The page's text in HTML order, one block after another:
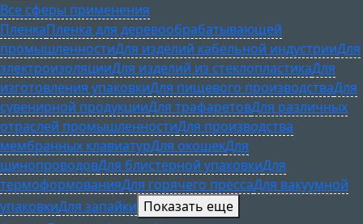
Все сферы применения
ПленкаПленка для деревообрабатывающей
промышленностиДля изделий кабельной индустрииДля
электроизоляцииДля изделий из стеклопластикаДля
изготовления упаковкиДля пищевого производстваДля
сувенирной продукцииДля трафаретовДля различных
отраслей промышленностиДля производства
мембранных клавиатурДля окошекДля
шинопроводовДля блистерной упаковкиДля
термоформованияДля горячего прессаДля вакуумной
упаковкиДля запайки Показать еще